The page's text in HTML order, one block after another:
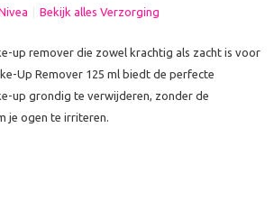
Bekijk alles Verzorging
up remover die zowel krachtig als zacht is voor
Up Remover 125 ml biedt de perfecte
up grondig te verwijderen, zonder de
je ogen te irriteren.